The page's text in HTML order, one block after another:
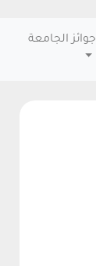
جوائز الجامعة